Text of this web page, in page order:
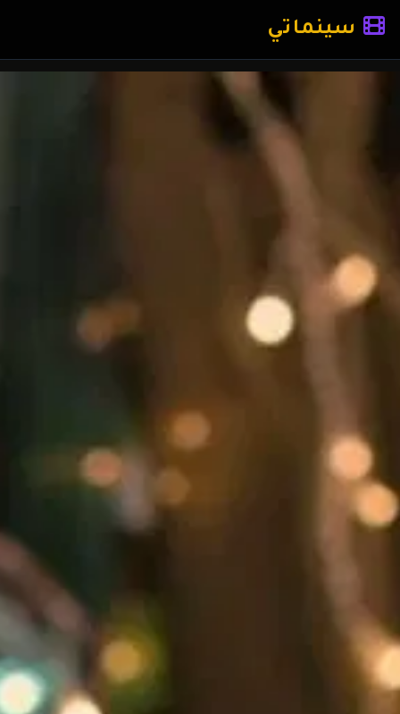
سينماتي